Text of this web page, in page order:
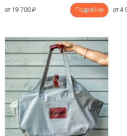
от 19 700 ₽ Подробнее от 4